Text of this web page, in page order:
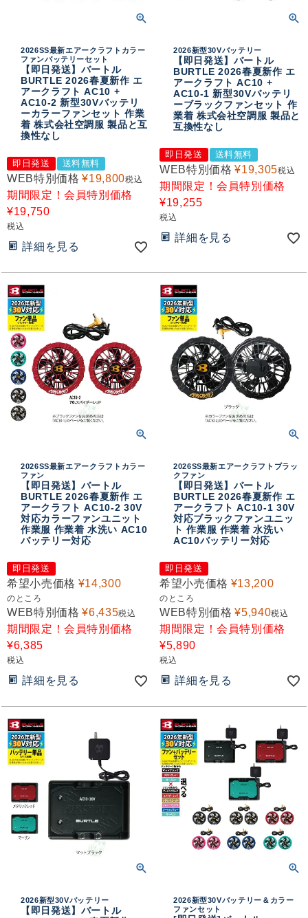
2026SS最新エアークラフトカラー
ファンバッテリーセット
【即日発送】バートル
BURTLE 2026春夏新作 エ
アークラフト AC10 +
AC10-2 新型30Vバッテリ
ーカラーファンセット 作業
着 株式会社空調服 製品と互
換性なし
即日発送 送料無料
WEB特別価格 ¥19,800税込
期間限定！会員特別価格
¥19,750
税込
詳細を見る
2026新型30Vバッテリー
【即日発送】バートル
BURTLE 2026春夏新作 エ
アークラフト AC10 +
AC10-1 新型30Vバッテリ
ーブラックファンセット 作
業着 株式会社空調服 製品と
互換性なし
即日発送 送料無料
WEB特別価格 ¥19,305税込
期間限定！会員特別価格
¥19,255
税込
詳細を見る
2026SS最新エアークラフトカラー
ファン
【即日発送】バートル
BURTLE 2026春夏新作 エ
アークラフト AC10-2 30V
対応カラーファンユニット
作業服 作業着 水洗い AC10
バッテリー対応
即日発送
希望小売価格 ¥14,300
のところ
WEB特別価格 ¥6,435税込
期間限定！会員特別価格
¥6,385
税込
詳細を見る
2026SS最新エアークラフトブラッ
クファン
【即日発送】バートル
BURTLE 2026春夏新作 エ
アークラフト AC10-1 30V
対応ブラックファンユニッ
ト 作業服 作業着 水洗い
AC10バッテリー対応
即日発送
希望小売価格 ¥13,200
のところ
WEB特別価格 ¥5,940税込
期間限定！会員特別価格
¥5,890
税込
詳細を見る
2026新型30Vバッテリー
【即日発送】バートル
2026新型30Vバッテリー＆カラー
ファンセット